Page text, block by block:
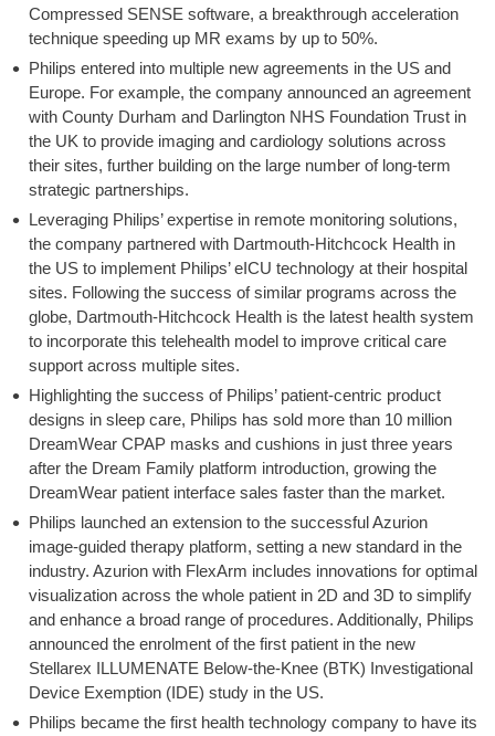
Compressed SENSE software, a breakthrough acceleration
technique speeding up MR exams by up to 50%.
Philips entered into multiple new agreements in the US and
Europe. For example, the company announced an agreement
with County Durham and Darlington NHS Foundation Trust in
the UK to provide imaging and cardiology solutions across
their sites, further building on the large number of long-term
strategic partnerships.
Leveraging Philips’ expertise in remote monitoring solutions,
the company partnered with Dartmouth-Hitchcock Health in
the US to implement Philips’ eICU technology at their hospital
sites. Following the success of similar programs across the
globe, Dartmouth-Hitchcock Health is the latest health system
to incorporate this telehealth model to improve critical care
support across multiple sites.
Highlighting the success of Philips’ patient-centric product
designs in sleep care, Philips has sold more than 10 million
DreamWear CPAP masks and cushions in just three years
after the Dream Family platform introduction, growing the
DreamWear patient interface sales faster than the market.
Philips launched an extension to the successful Azurion
image-guided therapy platform, setting a new standard in the
industry. Azurion with FlexArm includes innovations for optimal
visualization across the whole patient in 2D and 3D to simplify
and enhance a broad range of procedures. Additionally, Philips
announced the enrolment of the first patient in the new
Stellarex ILLUMENATE Below-the-Knee (BTK) Investigational
Device Exemption (IDE) study in the US.
Philips became the first health technology company to have its